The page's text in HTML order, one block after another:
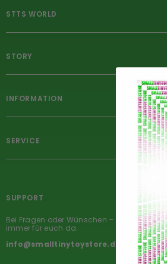
STTS WORLD
STORY
INFORMATION
SERVICE
SUPPORT
Bei Fragen oder Wünschen – schreibt uns
immer für euch da.
info@smalltinytoystore.de